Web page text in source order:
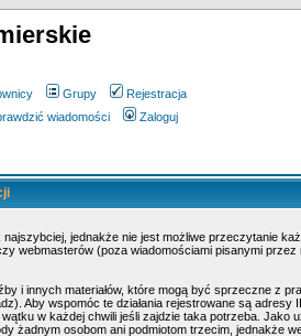
Grupy
Rejestracja
wiadomości Zaloguj
jednakże nie jest możliwe przeczytanie
webmasterów (poza wiadomościami pisanymi przez
innych materiałów, które mogą być sprzeczne z
Aby wspomóc te działania rejestrowane są adresy
w każdej chwili jeśli zajdzie taka potrzeba. Jako
żadnym osobom ani podmiotom trzecim, jednakże